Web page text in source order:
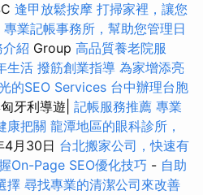
逢甲放鬆按摩 打掃家裡，讓您
專業記帳事務所，幫助您管理日
紹 Group 高品質養老院服
生活 撥筋創業指導 為家增添亮
的SEO Services 台中辦理台胞
牙利導遊| 記帳服務推薦 專業
康把關 龍潭地區的眼科診所，
4月30日 台北搬家公司，快速有
On-Page SEO優化技巧 - 自助
擇 尋找專業的清潔公司來改善